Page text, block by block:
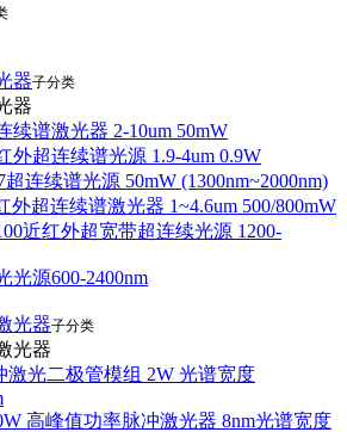
器子分类
器
续谱激光器 2-10um 50mW
外超连续谱光源 1.9-4um 0.9W
超连续谱光源 50mW (1300nm~2000nm)
外超连续谱激光器 1~4.6um 500/800mW
近红外超宽带超连续光源 1200-
光源600-2400nm
光器子分类
光器
激光二极管模组 2W 光谱宽度
高峰值功率脉冲激光器 8nm光谱宽度